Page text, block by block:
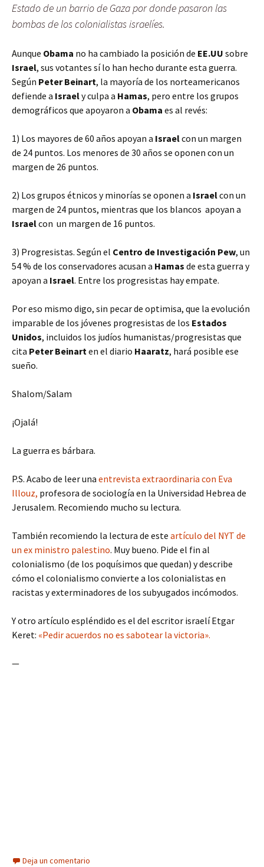
Estado de un barrio de Gaza por donde pasaron las
bombas de los colonialistas israelíes.
Aunque Obama no ha cambiado la posición de EE.UU sobre
Israel, sus votantes sí lo han hecho durante esta guerra.
Según Peter Beinart, la mayoría de los norteamericanos
defiende a Israely culpa a Hamas, pero entre los grupos
demográficos que apoyaron a Obama es al revés:
1) Los mayores de 60 años apoyan a Israelcon un margen
de 24 puntos. Los menores de 30 años se oponen con un
margen de 26 puntos.
2) Los grupos étnicos y minorías se oponen a Israelcon un
margen de 24 puntos, mientras que los blancos apoyan a
Israelcon un margen de 16 puntos.
3) Progresistas. Según el Centro de Investigación Pew, un
54 % de los conservadores acusan a Hamas de esta guerra y
apoyan a Israel. Entre los progresistas hay empate.
Por eso mismo digo, sin pecar de optimisa, que la evolución
imparable de los jóvenes progresistas de los Estados
Unidos, incluidos los judíos humanistas/progresistas que
cita Peter Beinarten el diario Haaratz, hará posible ese
sueño.
Shalom/Salam
¡Ojalá!
La guerra es bárbara.
P.S. Acabo de leer una entrevista extraordinaria con Eva
Illouz, profesora de sociología en la Universidad Hebrea de
Jerusalem. Recomiendo mucho su lectura.
También recomiendo la lectura de este artículo del NYT de
un ex ministro palestino. Muy bueno. Pide el fin al
colonialismo (de los poquísimos que quedan) y describe
cómo el colonialismo convierte a los colonialistas en
racistas y exterminadores de los subyugados incómodos.
Y otro artículo espléndido es el del escritor israelí Etgar
Keret: «Pedir acuerdos no es sabotear la victoria».
—
Deja un comentario